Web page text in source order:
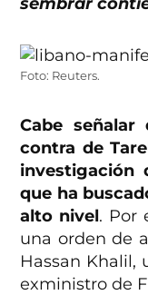
Foto: Reuters.
Cabe
contra de
investigación
que ha
alto nivel. Por
una orden de
Hassan Khalil,
exministro de